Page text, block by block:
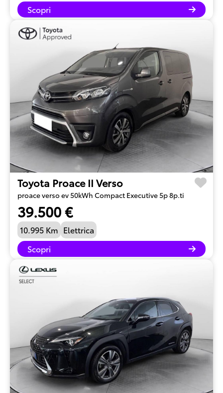
Scopri
Toyota Proace II Verso
proace verso ev 50kWh Compact Executive 5p 8p.ti
39.500 €
10.995 Km Elettrica
Scopri